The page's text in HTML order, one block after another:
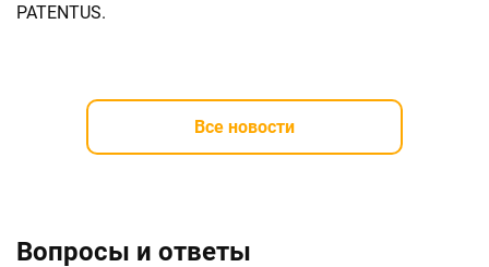
PATENTUS.
Все новости
Вопросы и ответы